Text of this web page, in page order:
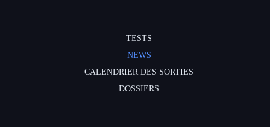
TESTS
NEWS
CALENDRIER DES SORTIES
DOSSIERS